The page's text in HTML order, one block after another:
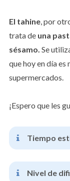
El tahine, por
trata de una
sésamo. Se
que hoy en día
supermercados.
¡Espero que les
Tiempo
Nivel de